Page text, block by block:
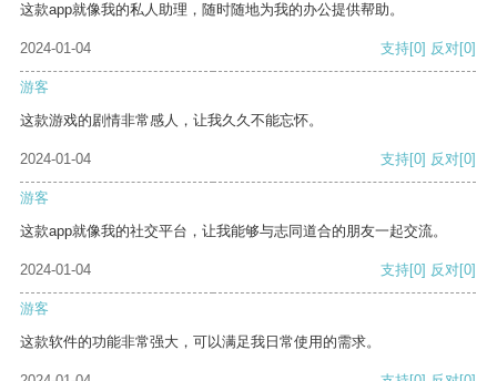
这款app就像我的私人助理，随时随地为我的办公提供帮助。
2024-01-04 支持[0] 反对[0]
游客
这款游戏的剧情非常感人，让我久久不能忘怀。
2024-01-04 支持[0] 反对[0]
游客
这款app就像我的社交平台，让我能够与志同道合的朋友一起交流。
2024-01-04 支持[0] 反对[0]
游客
这款软件的功能非常强大，可以满足我日常使用的需求。